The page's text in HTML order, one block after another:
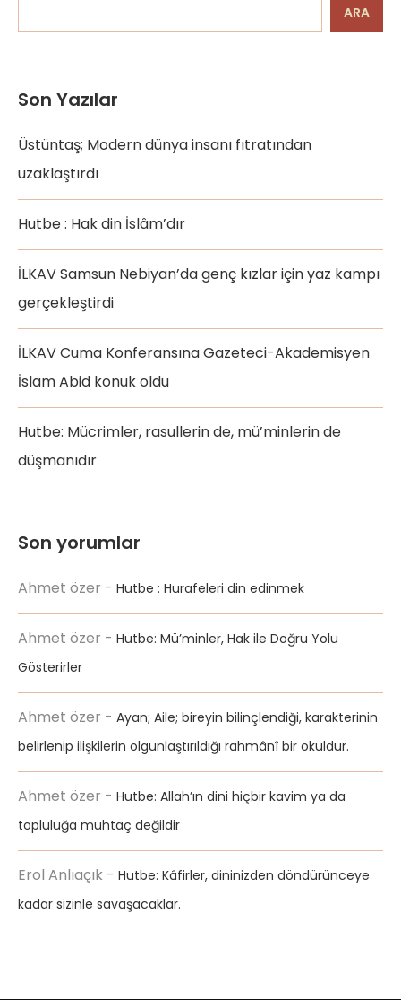
ARA
Son Yazılar
Üstüntaş; Modern dünya insanı fıtratından
uzaklaştırdı
Hutbe : Hak din İslâm’dır
İLKAV Samsun Nebiyan’da genç kızlar için yaz kampı
gerçekleştirdi
İLKAV Cuma Konferansına Gazeteci-Akademisyen
İslam Abid konuk oldu
Hutbe: Mücrimler, rasullerin de, mü’minlerin de
düşmanıdır
Son yorumlar
Ahmet özer - Hutbe : Hurafeleri din edinmek
Ahmet özer - Hutbe: Mü’minler, Hak ile Doğru Yolu
Gösterirler
Ahmet özer - Ayan; Aile; bireyin bilinçlendiği, karakterinin
belirlenip ilişkilerin olgunlaştırıldığı rahmânî bir okuldur.
Ahmet özer - Hutbe: Allah’ın dini hiçbir kavim ya da
topluluğa muhtaç değildir
Erol Anlıaçık - Hutbe: Kâfirler, dininizden döndürünceye
kadar sizinle savaşacaklar.